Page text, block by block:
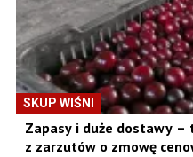
SKUP WIŚNI
Zapasy i duże dostawy –
z zarzutów o zmowę